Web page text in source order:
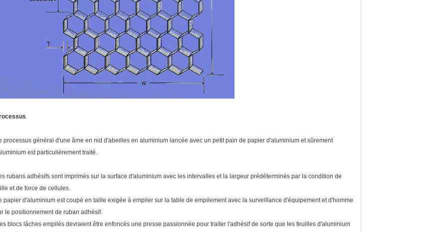
processus général d'une âme en nid d'abeilles en aluminium lancée avec un petit pain de papier d'aluminium et sûrement
est particulièrement traité.
rubans adhésifs sont imprimés sur la surface d'aluminium avec les intervalles et la largeur prédéterminés par la condition de
et de force de cellules.
papier d'aluminium est coupé en taille exigée à empiler sur la table de empilement avec la surveillance d'équipement et d'homme
le positionnement de ruban adhésif.
blocs lâches empilés devraient être enfoncés une presse passionnée pour traiter l'adhésif de sorte que les feuilles d'aluminium